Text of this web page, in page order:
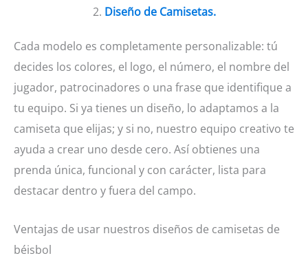
2. Diseño de Camisetas.
Cada modelo es completamente personalizable: tú
decides los colores, el logo, el número, el nombre del
jugador, patrocinadores o una frase que identifique a
tu equipo. Si ya tienes un diseño, lo adaptamos a la
camiseta que elijas; y si no, nuestro equipo creativo te
ayuda a crear uno desde cero. Así obtienes una
prenda única, funcional y con carácter, lista para
destacar dentro y fuera del campo.
Ventajas de usar nuestros diseños de camisetas de
béisbol